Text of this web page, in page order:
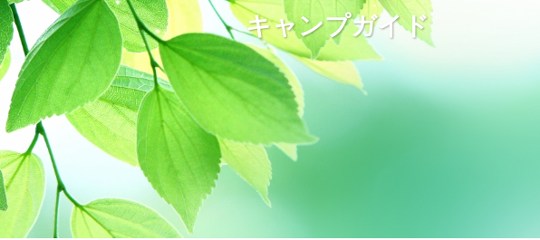
キャンプガイド